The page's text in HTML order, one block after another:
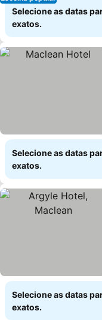
Selecione as datas
exatos.
Selecione as datas
exatos.
Selecione as datas
exatos.